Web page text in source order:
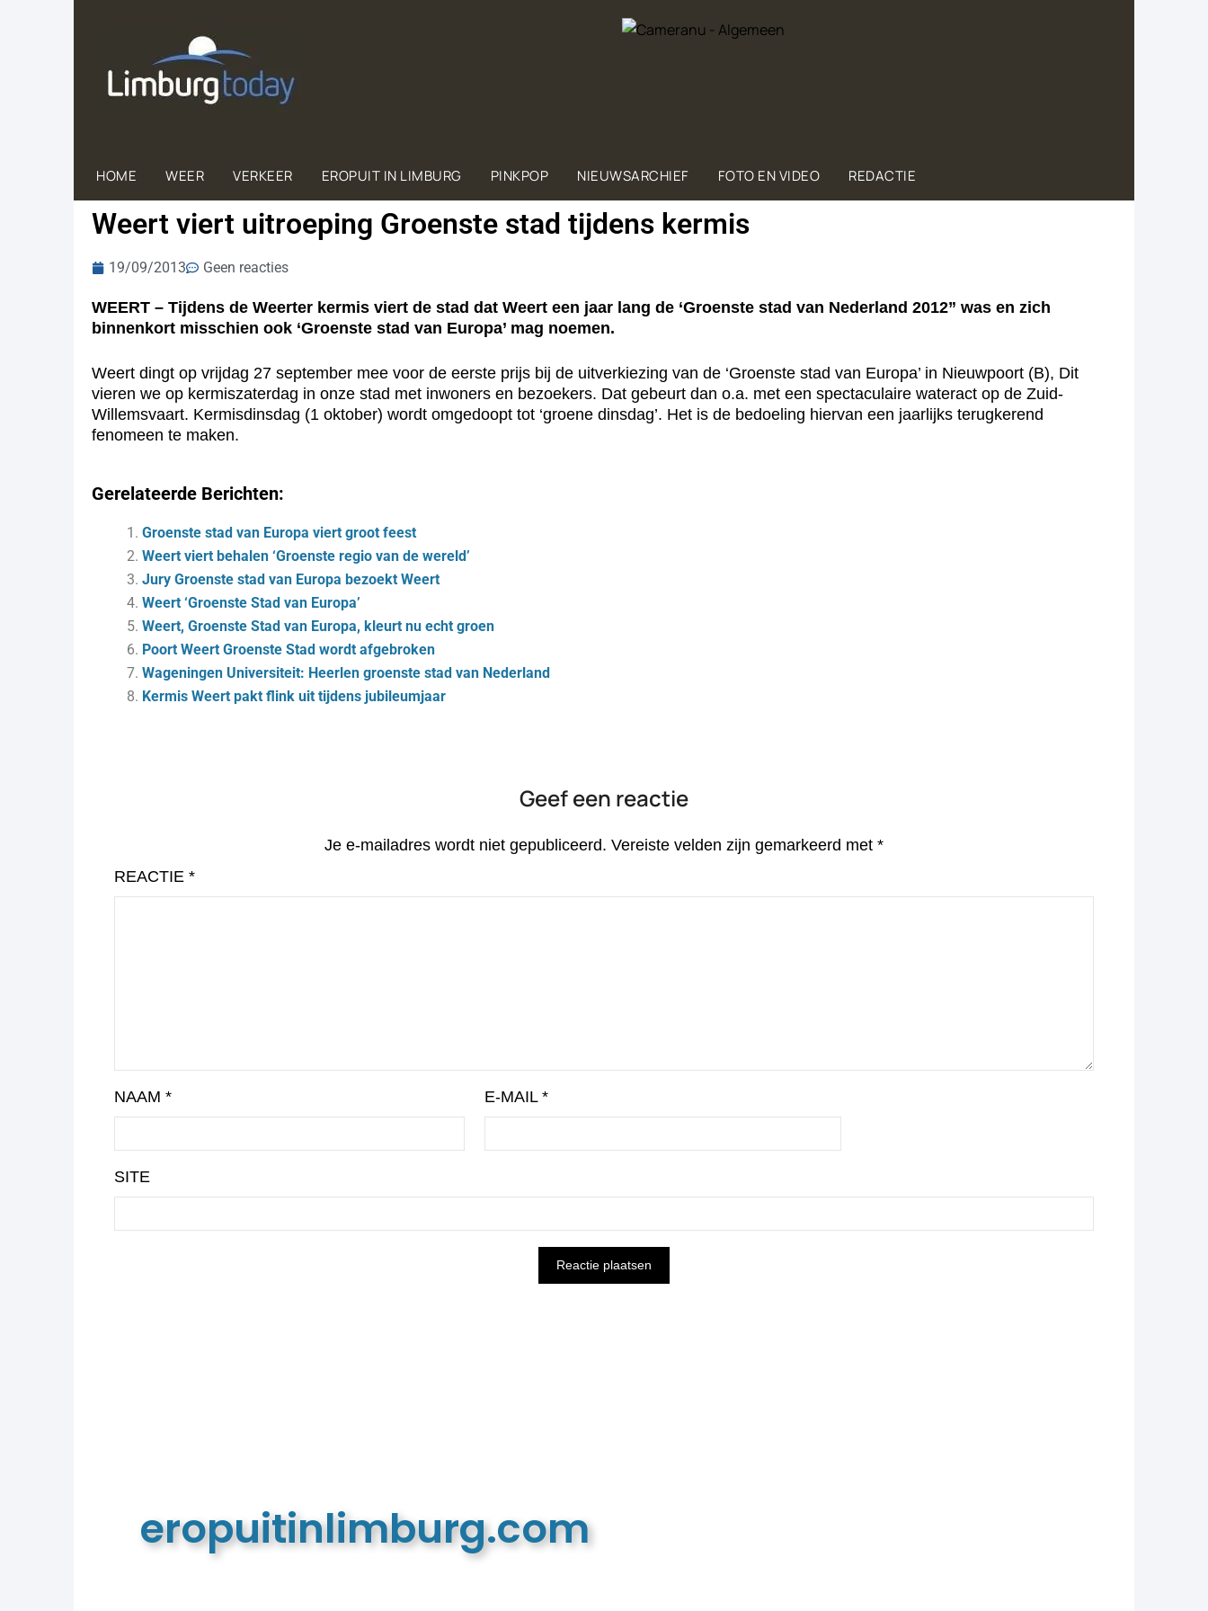
HOME WEER VERKEER EROPUIT IN LIMBURG PINKPOP NIEUWSARCHIEF FOTO EN VIDEO REDACTIE
Weert viert uitroeping Groenste stad tijdens kermis
19/09/2013 Geen reacties
WEERT – Tijdens de Weerter kermis viert de stad dat Weert een jaar lang de ‘Groenste stad van Nederland 2012” was en zich
binnenkort misschien ook ‘Groenste stad van Europa’ mag noemen.
Weert dingt op vrijdag 27 september mee voor de eerste prijs bij de uitverkiezing van de ‘Groenste stad van Europa’ in Nieuwpoort (B), Dit
vieren we op kermiszaterdag in onze stad met inwoners en bezoekers. Dat gebeurt dan o.a. met een spectaculaire wateract op de Zuid-
Willemsvaart. Kermisdinsdag (1 oktober) wordt omgedoopt tot ‘groene dinsdag’. Het is de bedoeling hiervan een jaarlijks terugkerend
fenomeen te maken.
Gerelateerde Berichten:
Groenste stad van Europa viert groot feest
Weert viert behalen ‘Groenste regio van de wereld’
Jury Groenste stad van Europa bezoekt Weert
Weert ‘Groenste Stad van Europa’
Weert, Groenste Stad van Europa, kleurt nu echt groen
Poort Weert Groenste Stad wordt afgebroken
Wageningen Universiteit: Heerlen groenste stad van Nederland
Kermis Weert pakt flink uit tijdens jubileumjaar
Geef een reactie
Je e-mailadres wordt niet gepubliceerd. Vereiste velden zijn gemarkeerd met *
REACTIE *
NAAM * E-MAIL *
SITE
eropuitinlimburg.com